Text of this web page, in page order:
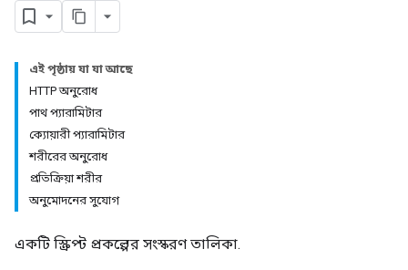
এই পৃষ্ঠায় যা যা আছে
HTTP অনুরোধ
পাথ প্যারামিটার
ক্যোয়ারী প্যারামিটার
শরীরের অনুরোধ
প্রতিক্রিয়া শরীর
অনুমোদনের সুযোগ
একটি স্ক্রিপ্ট প্রকল্পের সংস্করণ তালিকা.